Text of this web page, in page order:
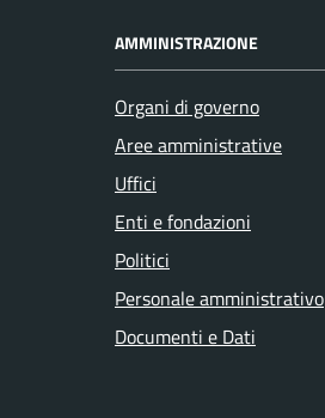
AMMINISTRAZIONE
Organi di governo
Aree amministrative
Uffici
Enti e fondazioni
Politici
Personale amministrativo
Documenti e Dati